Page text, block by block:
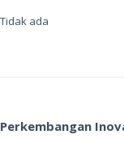
Tidak ada
Perkembangan